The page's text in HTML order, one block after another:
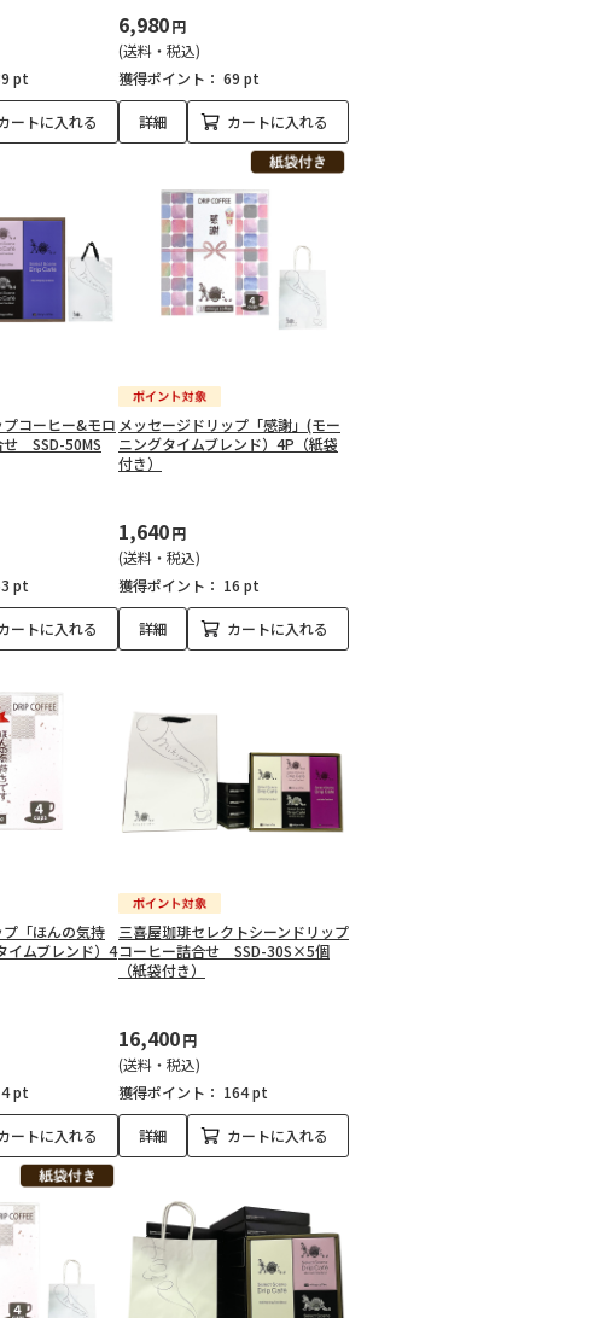
pt
ートに入れる
6,980円
(送料・税込)
獲得ポイント： 69 pt
詳細 カートに入れる
コーヒー&モロ
せ SSD-50MS
pt
ートに入れる
メッセージドリップ「感謝」(モー
ニングタイムブレンド）4P（紙袋
付き）
1,640円
(送料・税込)
獲得ポイント： 16 pt
詳細 カートに入れる
「ほんの気持
イムブレンド）4
pt
ートに入れる
三喜屋珈琲セレクトシーンドリップ
コーヒー詰合せ SSD-30S×5個
（紙袋付き）
16,400円
(送料・税込)
獲得ポイント： 164 pt
詳細 カートに入れる